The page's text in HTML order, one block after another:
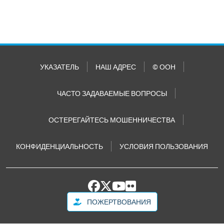
УКАЗАТЕЛЬ НАШ АДРЕС © ООН
ЧАСТО ЗАДАВАЕМЫЕ ВОПРОСЫ
ОСТЕРЕГАЙТЕСЬ МОШЕННИЧЕСТВА
КОНФИДЕНЦИАЛЬНОСТЬ УСЛОВИЯ ПОЛЬЗОВАНИЯ
ПОЖЕРТВОВАНИЯ